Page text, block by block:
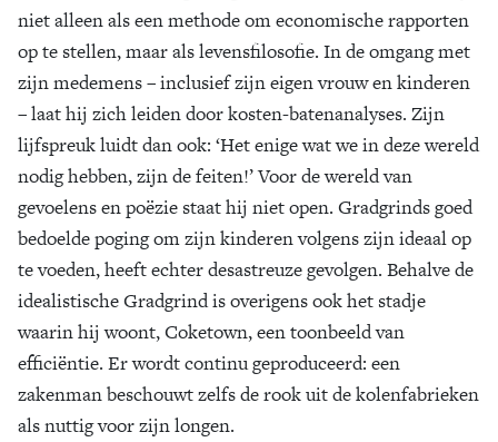
niet alleen als een methode om economische rapporten
op te stellen, maar als levensfilosofie. In de omgang met
zijn medemens – inclusief zijn eigen vrouw en kinderen
– laat hij zich leiden door kosten-batenanalyses. Zijn
lijfspreuk luidt dan ook: ‘Het enige wat we in deze wereld
nodig hebben, zijn de feiten!’ Voor de wereld van
gevoelens en poëzie staat hij niet open. Gradgrinds goed
bedoelde poging om zijn kinderen volgens zijn ideaal op
te voeden, heeft echter desastreuze gevolgen. Behalve de
idealistische Gradgrind is overigens ook het stadje
waarin hij woont, Coketown, een toonbeeld van
efficiëntie. Er wordt continu geproduceerd: een
zakenman beschouwt zelfs de rook uit de kolenfabrieken
als nuttig voor zijn longen.